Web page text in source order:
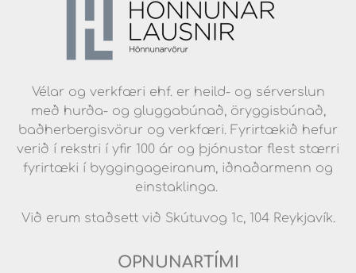
Vélar og verkfæri ehf. er heild- og sérverslun
með hurða- og gluggabúnað, öryggisbúnað,
baðherbergisvörur og verkfæri. Fyrirtækið hefur
verið í rekstri í yfir 100 ár og þjónustar flest stærri
fyrirtæki í byggingageiranum, iðnaðarmenn og
einstaklinga.
Við erum staðsett við Skútuvog 1c, 104 Reykjavík.
OPNUNARTÍMI